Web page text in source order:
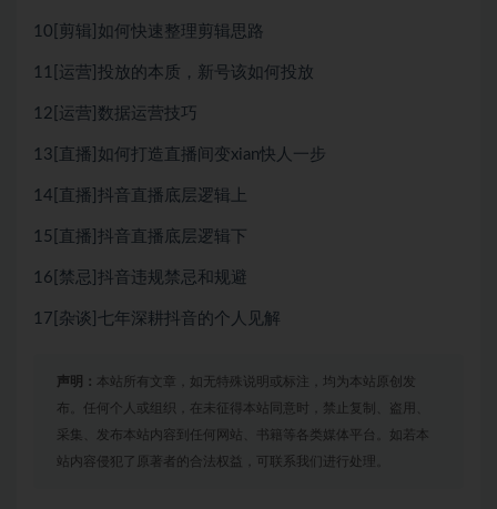
10[剪辑]如何快速整理剪辑思路
11[运营]投放的本质，新号该如何投放
12[运营]数据运营技巧
13[直播]如何打造直播间变xian快人一步
14[直播]抖音直播底层逻辑上
15[直播]抖音直播底层逻辑下
16[禁忌]抖音违规禁忌和规避
17[杂谈]七年深耕抖音的个人见解
声明： 本站所有文章，如无特殊说明或标注，均为本站原创发
布。任何个人或组织，在未征得本站同意时，禁止复制、盗用、
采集、发布本站内容到任何网站、书籍等各类媒体平台。如若本
站内容侵犯了原著者的合法权益，可联系我们进行处理。